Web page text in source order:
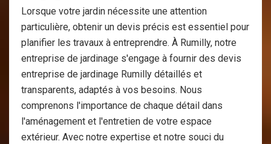
Lorsque votre jardin nécessite une attention
particulière, obtenir un devis précis est essentiel pour
planifier les travaux à entreprendre. À Rumilly, notre
entreprise de jardinage s'engage à fournir des devis
entreprise de jardinage Rumilly détaillés et
transparents, adaptés à vos besoins. Nous
comprenons l'importance de chaque détail dans
l'aménagement et l'entretien de votre espace
extérieur. Avec notre expertise et notre souci du